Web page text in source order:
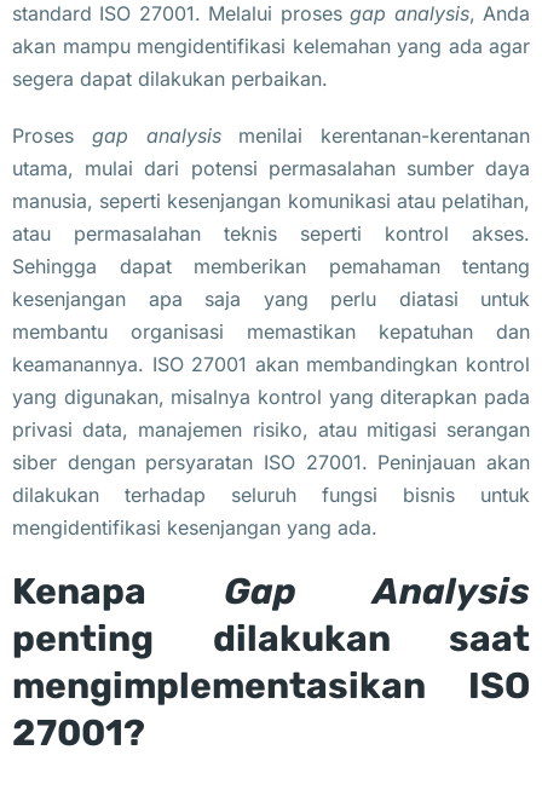
standard ISO 27001. Melalui prosesgap analysis, Anda
akan mampu mengidentifikasi kelemahan yang ada agar
segera dapat dilakukan perbaikan.
Proses gap analysismenilai kerentanan-kerentanan
utama, mulai dari potensi permasalahan sumber daya
manusia, seperti kesenjangan komunikasi atau pelatihan,
atau permasalahan teknis seperti kontrol akses.
Sehingga dapat memberikan pemahaman tentang
kesenjangan apa saja yang perlu diatasi untuk
membantu organisasi memastikan kepatuhan dan
keamanannya. ISO 27001 akan membandingkan kontrol
yang digunakan, misalnya kontrol yang diterapkan pada
privasi data, manajemen risiko, atau mitigasi serangan
siber dengan persyaratan ISO 27001. Peninjauan akan
dilakukan terhadap seluruh fungsi bisnis untuk
mengidentifikasi kesenjangan yang ada.
Kenapa Gap Analysis
penting dilakukan saat
mengimplementasikan ISO
27001?